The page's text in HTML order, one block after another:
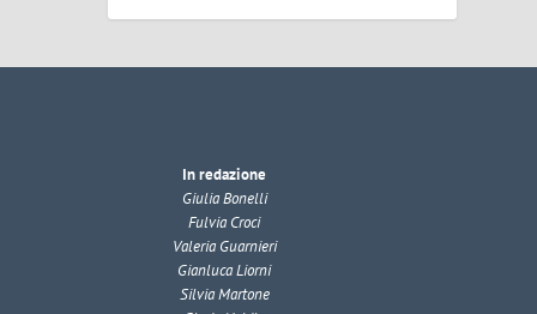
In redazione
Giulia Bonelli
Fulvia Croci
Valeria Guarnieri
Gianluca Liorni
Silvia Martone